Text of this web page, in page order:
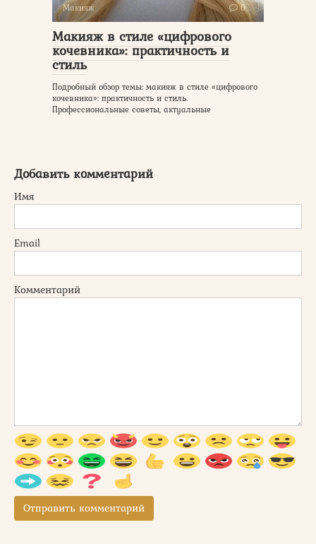
Макияж 0
Макияж в стиле «цифрового
кочевника»: практичность и
стиль
Подробный обзор темы: макияж в стиле «цифрового
кочевника»: практичность и стиль.
Профессиональные советы, актуальные
Добавить комментарий
Имя
Email
Комментарий